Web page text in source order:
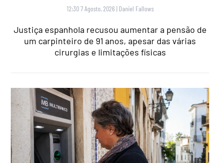
12:30 7 Agosto, 2026 | Daniel Fallows
Justiça espanhola recusou aumentar a pensão de
um carpinteiro de 91 anos, apesar das várias
cirurgias e limitações físicas